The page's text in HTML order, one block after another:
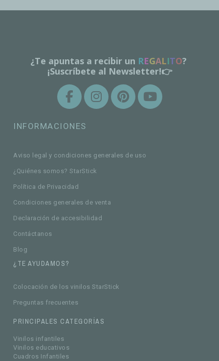
¿Te apuntas a recibir un REGALITO?
¡Suscríbete al Newsletter!👉
INFORMACIONES
Aviso legal y condiciones generales de uso
¿Quiénes somos? StarStick
Política de Privacidad
Condiciones generales de venta
Declaración de accesibilidad
Contáctanos
Blog
¿TE AYUDAMOS?
Colocación de los vinilos StarStick
Preguntas frecuentes
PRINCIPALES CATEGORÍAS
Vinilos infantiles
Vinilos educativos
Cuadros Infantiles